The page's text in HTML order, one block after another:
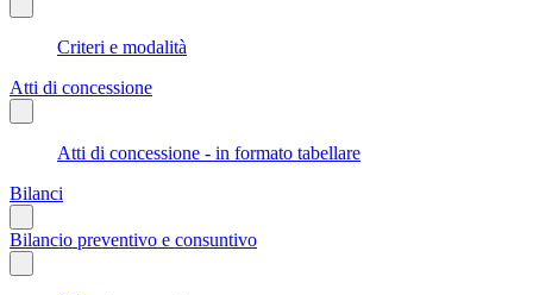
Criteri e modalità
Atti di concessione
Atti di concessione - in formato tabellare
Bilanci
Bilancio preventivo e consuntivo